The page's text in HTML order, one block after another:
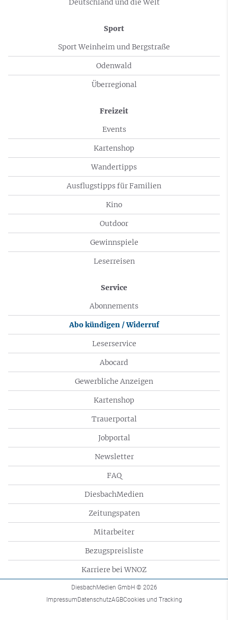
Deutschland und die Welt
Sport
Sport Weinheim und Bergstraße
Odenwald
Überregional
Freizeit
Events
Kartenshop
Wandertipps
Ausflugstipps für Familien
Kino
Outdoor
Gewinnspiele
Leserreisen
Service
Abonnements
Abo kündigen / Widerruf
Leserservice
Abocard
Gewerbliche Anzeigen
Kartenshop
Trauerportal
Jobportal
Newsletter
FAQ
DiesbachMedien
Zeitungspaten
Mitarbeiter
Bezugspreisliste
Karriere bei WNOZ
DiesbachMedien GmbH © 2026
ImpressumDatenschutzAGBCookies und Tracking